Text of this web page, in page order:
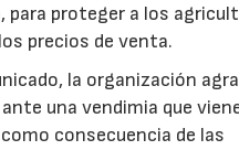
para proteger a los
precios de venta.
la organización
una vendimia que
consecuencia de las